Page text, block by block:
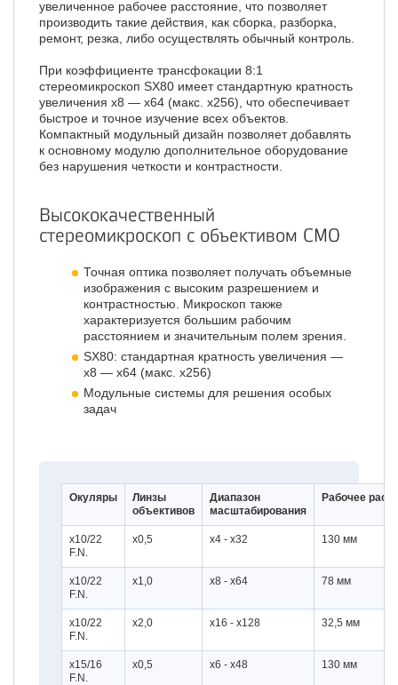
увеличенное рабочее расстояние, что позволяет
производить такие действия, как сборка, разборка,
ремонт, резка, либо осуществлять обычный контроль.
При коэффициенте трансфокации 8:1
стереомикроскоп SX80 имеет стандартную кратность
увеличения х8 — х64 (макс. х256), что обеспечивает
быстрое и точное изучение всех объектов.
Компактный модульный дизайн позволяет добавлять
к основному модулю дополнительное оборудование
без нарушения четкости и контрастности.
Высококачественный
стереомикроскоп с объективом СМО
Точная оптика позволяет получать объемные
изображения с высоким разрешением и
контрастностью. Микроскоп также
характеризуется большим рабочим
расстоянием и значительным полем зрения.
SX80: стандартная кратность увеличения —
х8 — х64 (макс. х256)
Модульные системы для решения особых
задач
Окуляры
Линзы
объективов
Диапазон
масштабирования
Рабочее
x10/22
F.N.
x0,5 x4 - x32 130 мм
x10/22
F.N.
x1,0 x8 - x64 78 мм
x10/22
F.N.
x2,0 x16 - x128 32,5 мм
x15/16
F.N.
x0,5 x6 - x48 130 мм